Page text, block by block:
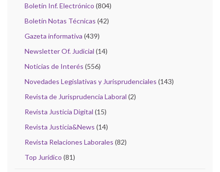
Boletín Inf. Electrónico (804)
Boletín Notas Técnicas (42)
Gazeta informativa (439)
Newsletter Of. Judicial (14)
Noticias de Interés (556)
Novedades Legislativas y Jurisprudenciales (143)
Revista de Jurisprudencia Laboral (2)
Revista Justicia Digital (15)
Revista Justicia&News (14)
Revista Relaciones Laborales (82)
Top Jurídico (81)